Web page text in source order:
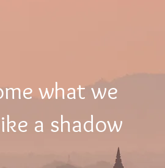
what we
a shadow